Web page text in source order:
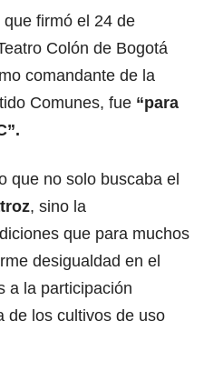
firmó el 24 de
Colón de Bogotá
comandante de la
Comunes, fue “para
que no solo buscaba el
, sino la
que para muchos
desigualdad en el
a la participación
de los cultivos de uso